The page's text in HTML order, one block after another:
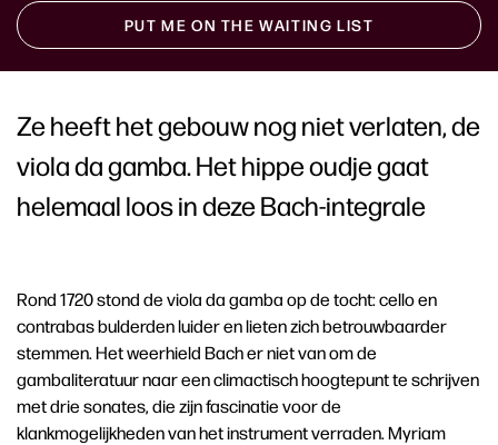
PUT ME ON THE WAITING LIST
Ze heeft het gebouw nog niet verlaten, de
viola da gamba. Het hippe oudje gaat
helemaal loos in deze Bach-integrale
Rond 1720 stond de viola da gamba op de tocht: cello en
contrabas bulderden luider en lieten zich betrouwbaarder
stemmen. Het weerhield Bach er niet van om de
gambaliteratuur naar een climactisch hoogtepunt te schrijven
met drie sonates, die zijn fascinatie voor de
klankmogelijkheden van het instrument verraden. Myriam